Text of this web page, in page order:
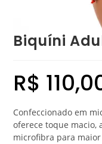
Biquíni
R$
Confeccionado em
oferece toque macio,
microfibra para